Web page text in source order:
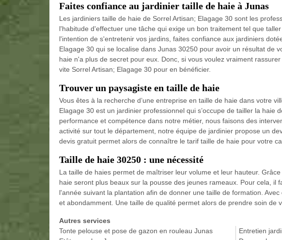
Faites confiance au jardinier taille de haie à Junas
Les jardiniers taille de haie de Sorrel Artisan; Elagage 30 sont les
l'habitude d'effectuer une tâche qui exige un bon traitement tel que
l'intention de s'entretenir vos jardins, faites confiance aux jardiniers
Elagage 30 qui se localise dans Junas 30250 pour avoir un résultat de
haie n'a plus de secret pour eux. Donc, si vous voulez vraiment
vite Sorrel Artisan; Elagage 30 pour en bénéficier.
Trouver un paysagiste en taille de haie
Vous êtes à la recherche d’une entreprise en taille de haie dans votre
Elagage 30 est un jardinier professionnel qui s’occupe de tailler la haie
performance et compétence dans notre métier, nous faisons des
activité sur tout le département, notre équipe de jardinier propose un
devis gratuit permet alors de connaître le tarif taille de haie pour votre
Taille de haie 30250 : une nécessité
La taille de haies permet de maîtriser leur volume et leur hauteur.
haie seront plus beaux sur la pousse des jeunes rameaux. Pour cela, il
l'année suivant la plantation afin de donner une taille de formation.
et abondamment. Une taille de qualité permet alors de prendre soin de
Autres services
Tonte pelouse et pose de gazon en rouleau Junas
Entretien